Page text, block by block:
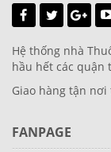
Hệ thống nhà
hầu hết các quận
Giao hàng tận nơi
FANPAGE